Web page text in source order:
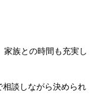
家族との時間も充実し
談しながら決められ